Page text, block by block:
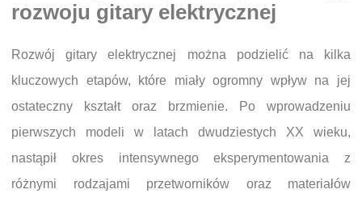
rozwoju gitary elektrycznej
Rozwój gitary elektrycznej można podzielić na kilka
kluczowych etapów, które miały ogromny wpływ na jej
ostateczny kształt oraz brzmienie. Po wprowadzeniu
pierwszych modeli w latach dwudziestych XX wieku,
nastąpił okres intensywnego eksperymentowania z
różnymi rodzajami przetworników oraz materiałów